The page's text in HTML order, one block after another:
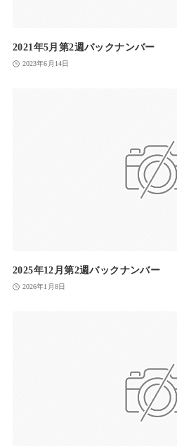
2021年5月第2週バックナンバー
2023年6月14日
2025年12月第2週バックナンバー
2026年1月8日